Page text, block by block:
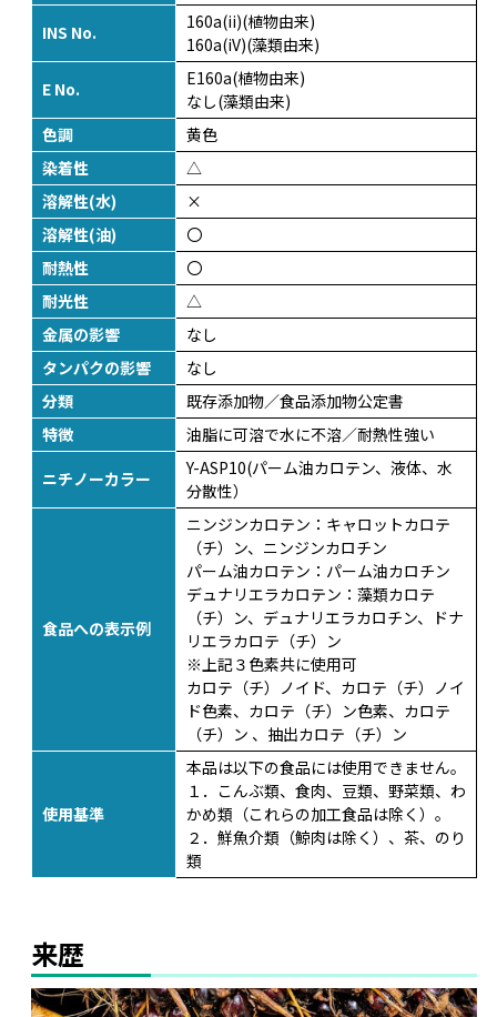
INS No.
160a(ii)(植物由来)
160a(iV)(藻類由来)
E No.
E160a(植物由来)
なし(藻類由来)
色調
黄色
染着性
△
溶解性(水)
×
溶解性(油)
〇
耐熱性
〇
耐光性
△
金属の影響
なし
タンパクの影響
なし
分類
既存添加物／食品添加物公定書
特徴
油脂に可溶で水に不溶／耐熱性強い
ニチノーカラー
Y-ASP10(パーム油カロテン、液体、水
分散性）
食品への表示例
ニンジンカロテン：キャロットカロテ
（チ）ン、ニンジンカロチン
パーム油カロテン：パーム油カロチン
デュナリエラカロテン：藻類カロテ
（チ）ン、デュナリエラカロチン、ドナ
リエラカロテ（チ）ン
※上記３色素共に使用可
カロテ（チ）ノイド、カロテ（チ）ノイ
ド色素、カロテ（チ）ン色素、カロテ
（チ）ン 、抽出カロテ（チ）ン
使用基準
本品は以下の食品には使用できません。
１．こんぶ類、食肉、豆類、野菜類、わ
かめ類（これらの加工食品は除く）。
２．鮮魚介類（鯨肉は除く）、茶、のり
類
来歴